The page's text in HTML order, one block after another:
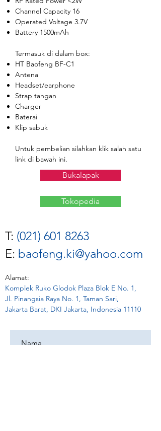
Channel Capacity 16
Operated Voltage 3.7V
Battery 1500mAh
Termasuk di dalam box:
HT Baofeng BF-C1
Antena
Headset/earphone
Strap tangan
Charger
Baterai
Klip sabuk
Untuk pembelian silahkan klik salah satu
link di bawah ini.
Bukalapak
Tokopedia
T: (021) 601 8263
E: baofeng.ki@yahoo.com
Alamat:
Komplek Ruko Glodok Plaza Blok E No. 1,
Jl. Pinangsia Raya No. 1, Taman Sari,
Jakarta Barat, DKI Jakarta, Indonesia 11110